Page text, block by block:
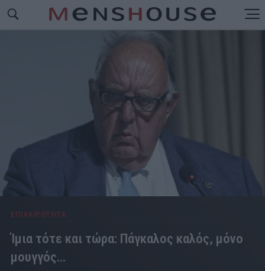
ΕΠΙΚΑΙΡΟΤΗΤΑ
Ίμια τότε και τώρα: Πάγκαλος καλός, μόνο
μουγγός...